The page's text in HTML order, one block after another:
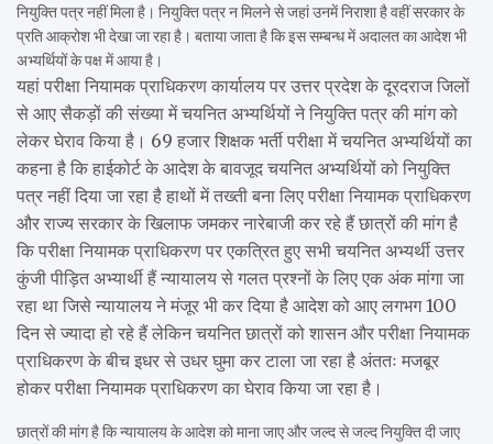
नियुक्ति पत्र नहीं मिला है। नियुक्ति पत्र न मिलने से जहां उनमें निराशा है वहीं सरकार के
प्रति आक्रोश भी देखा जा रहा है। बताया जाता है कि इस सम्बन्ध में अदालत का आदेश भी
अभ्यर्थियों के पक्ष में आया है।
यहां परीक्षा नियामक प्राधिकरण कार्यालय पर उत्तर प्रदेश के दूरदराज जिलों
से आए सैकड़ों की संख्या में चयनित अभ्यर्थियों ने नियुक्ति पत्र की मांग को
लेकर घेराव किया है। 69 हजार शिक्षक भर्ती परीक्षा में चयनित अभ्यर्थियों का
कहना है कि हाईकोर्ट के आदेश के बावजूद चयनित अभ्यर्थियों को नियुक्ति
पत्र नहीं दिया जा रहा है हाथों में तख्ती बना लिए परीक्षा नियामक प्राधिकरण
और राज्य सरकार के खिलाफ जमकर नारेबाजी कर रहे हैं छात्रों की मांग है
कि परीक्षा नियामक प्राधिकरण पर एकत्रित हुए सभी चयनित अभ्यर्थी उत्तर
कुंजी पीड़ित अभ्यार्थी हैं न्यायालय से गलत प्रश्नों के लिए एक अंक मांगा जा
रहा था जिसे न्यायालय ने मंजूर भी कर दिया है आदेश को आए लगभग 100
दिन से ज्यादा हो रहे हैं लेकिन चयनित छात्रों को शासन और परीक्षा नियामक
प्राधिकरण के बीच इधर से उधर घुमा कर टाला जा रहा है अंततः मजबूर
होकर परीक्षा नियामक प्राधिकरण का घेराव किया जा रहा है।
छात्रों की मांग है कि न्यायालय के आदेश को माना जाए और जल्द से जल्द नियुक्ति दी जाए